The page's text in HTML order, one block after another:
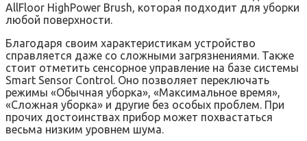
AllFloor HighPower Brush, которая подходит для уборки
любой поверхности.
Благодаря своим характеристикам устройство
справляется даже со сложными загрязнениями. Также
стоит отметить сенсорное управление на базе системы
Smart Sensor Control. Оно позволяет переключать
режимы «Обычная уборка», «Максимальное время»,
«Сложная уборка» и другие без особых проблем. При
прочих достоинствах прибор может похвастаться
весьма низким уровнем шума.